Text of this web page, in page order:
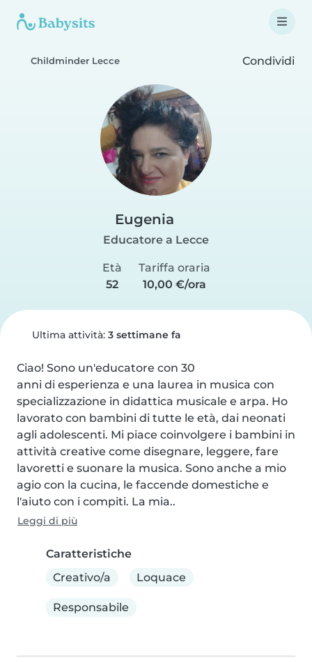
Childminder Lecce Condividi
Eugenia
Educatore a Lecce
Età
52
Tariffa oraria
10,00 €/ora
Ultima attività: 3 settimane fa
Ciao! Sono un'educatore con 30
anni di esperienza e una laurea in musica con
specializzazione in didattica musicale e arpa. Ho
lavorato con bambini di tutte le età, dai neonati
agli adolescenti. Mi piace coinvolgere i bambini in
attività creative come disegnare, leggere, fare
lavoretti e suonare la musica. Sono anche a mio
agio con la cucina, le faccende domestiche e
l'aiuto con i compiti. La mia..
Leggi di più
Caratteristiche
Creativo/a
Loquace
Responsabile